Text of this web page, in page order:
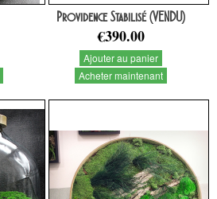
Providence Stabilisé (VENDU)
€390.00
Ajouter au panier
Acheter maintenant